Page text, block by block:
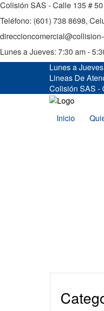
Colisión SAS - Calle 135 #
Teléfono: (601) 738 8698,
Lunes a Jueves: 7:30 am -
Lunes a
Lineas De
Colisión SAS -
Inicio